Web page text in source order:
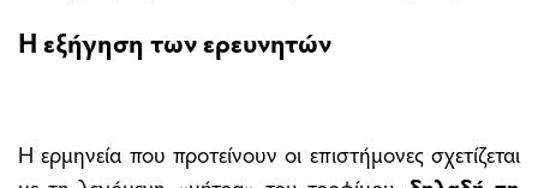
Η εξήγηση των ερευνητών
Η ερμηνεία που προτείνουν οι επιστήμονες σχετίζεται